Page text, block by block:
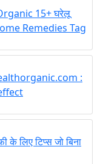
15+ घरेलू
Remedies Tag
:
लिए टिप्स जो बिना